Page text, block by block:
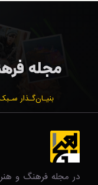
بنیـان‌گـذار
در مجله فرهنگ و